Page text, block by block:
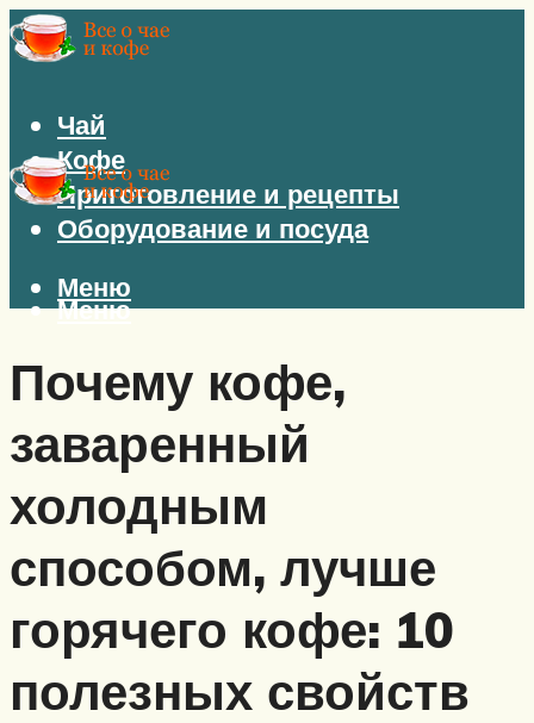
Чай
Кофе
Приготовление и рецепты
Оборудование и посуда
Меню
Меню
Почему кофе,
заваренный
холодным
способом, лучше
горячего кофе: 10
полезных свойств